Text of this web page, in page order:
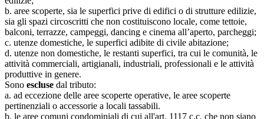
b. aree scoperte, sia le superfici prive di edifici o di strutture edilizie,
sia gli spazi circoscritti che non costituiscono locale, come tettoie,
balconi, terrazze, campeggi, dancing e cinema all’aperto, parcheggi;
c. utenze domestiche, le superfici adibite di civile abitazione;
d. utenze non domestiche, le restanti superfici, tra cui le comunità, le
attività commerciali, artigianali, industriali, professionali e le attività
produttive in genere.
Sono escluse dal tributo:
a. ad eccezione delle aree scoperte operative, le aree scoperte
pertinenziali o accessorie a locali tassabili.
b. le aree comuni condominiali di cui all'art. 1117 c.c. che non siano